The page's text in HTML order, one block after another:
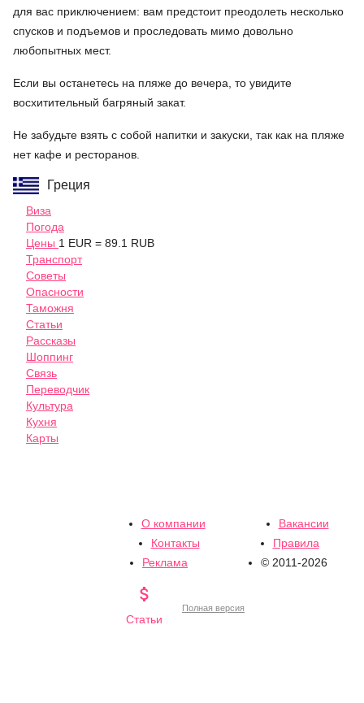
для вас приключением: вам предстоит преодолеть несколько
спусков и подъемов и проследовать мимо довольно
любопытных мест.
Если вы останетесь на пляже до вечера, то увидите
восхитительный багряный закат.
Не забудьте взять с собой напитки и закуски, так как на пляже
нет кафе и ресторанов.
Греция
Виза
Погода
Цены 1 EUR = 89.1 RUB
Транспорт
Советы
Опасности
Таможня
Статьи
Рассказы
Шоппинг
Связь
Переводчик
Культура
Кухня
Карты
О компании
Вакансии
Контакты
Правила
Реклама
© 2011-2026

Статьи
Полная версия